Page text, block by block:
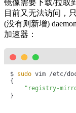
Server Version:
...省略输出...
Insecure
  127.0.0.0/8
Registry Mirrors:
https://
Live Restore
镜像需要下载/拉取
目前又无法访问，
(没有则新增)
加速器：
$ sudo vim /etc/
{
"registry-
}